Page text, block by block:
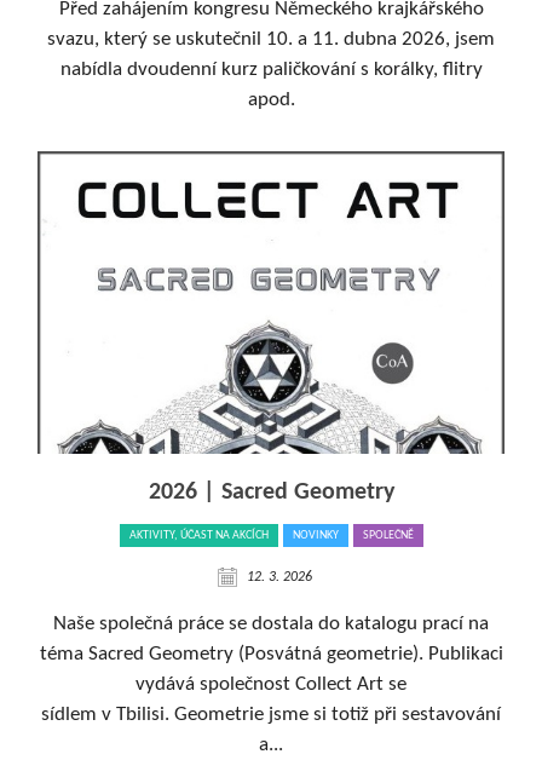
Před zahájením kongresu Německého krajkářského
svazu, který se uskutečnil 10. a 11. dubna 2026, jsem
nabídla dvoudenní kurz paličkování s korálky, flitry
apod.
2026 | Sacred Geometry
AKTIVITY, ÚČAST NA AKCÍCH NOVINKY SPOLEČNĚ
12. 3. 2026
Naše společná práce se dostala do katalogu prací na
téma Sacred Geometry (Posvátná geometrie). Publikaci
vydává společnost Collect Art se
sídlem v Tbilisi. Geometrie jsme si totiž při sestavování
a...